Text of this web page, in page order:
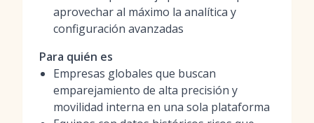
aprovechar al máximo la analítica y
configuración avanzadas
Para quién es
Empresas globales que buscan
emparejamiento de alta precisión y
movilidad interna en una sola plataforma